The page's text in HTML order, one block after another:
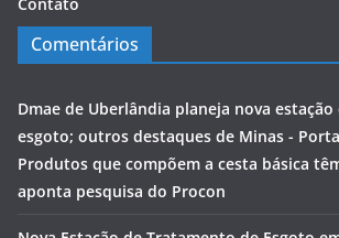
Comentários
Dmae de Uberlândia planeja nova
esgoto; outros destaques de Minas -
Produtos que compõem a cesta básica
aponta pesquisa do Procon